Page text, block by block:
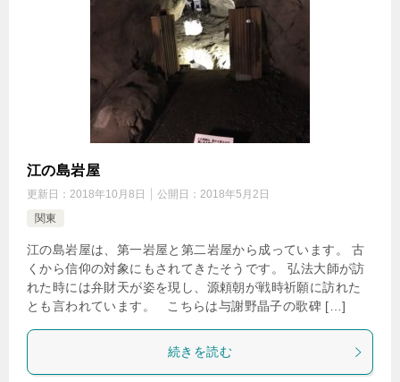
江の島岩屋
更新日： 2018年10月8日 公開日： 2018年5月2日
関東
江の島岩屋は、第一岩屋と第二岩屋から成っています。 古
くから信仰の対象にもされてきたそうです。 弘法大師が訪
れた時には弁財天が姿を現し、源頼朝が戦時祈願に訪れた
とも言われています。 こちらは与謝野晶子の歌碑 […]
続きを読む